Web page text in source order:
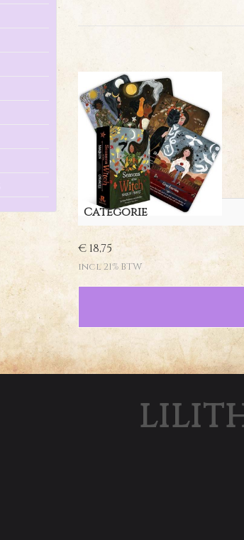
Categorie
€ 18,75
incl 21% BTW